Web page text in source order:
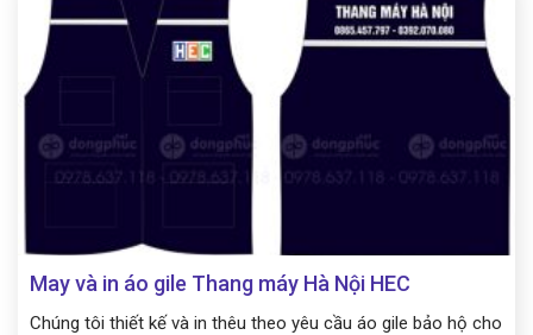
May và in áo gile Thang máy Hà Nội HEC
Chúng tôi thiết kế và in thêu theo yêu cầu áo gile bảo hộ cho